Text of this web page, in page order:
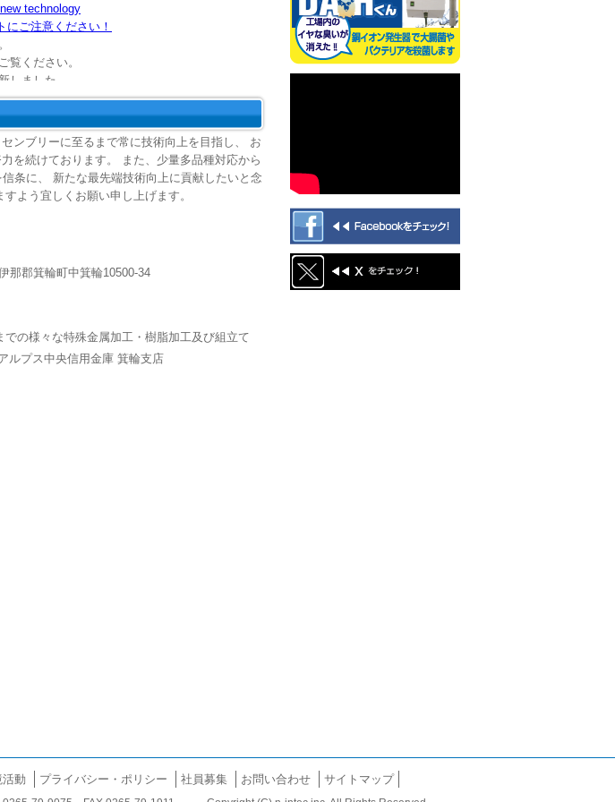
technology
にご注意ください！
覧ください。
ました。
ました。
しました。
た。
した。
ンブリーに至るまで常に技術向上を目指し、 お
を続けております。 また、少量多品種対応から
条に、 新たな最先端技術向上に貢献したいと念
よう宜しくお願い申し上げます。
那郡箕輪町中箕輪10500-34
での様々な特殊金属加工・樹脂加工及び組立て
ルプス中央信用金庫 箕輪支店
動 プライバシー・ポリシー 社員募集 お問い合わせ サイトマップ